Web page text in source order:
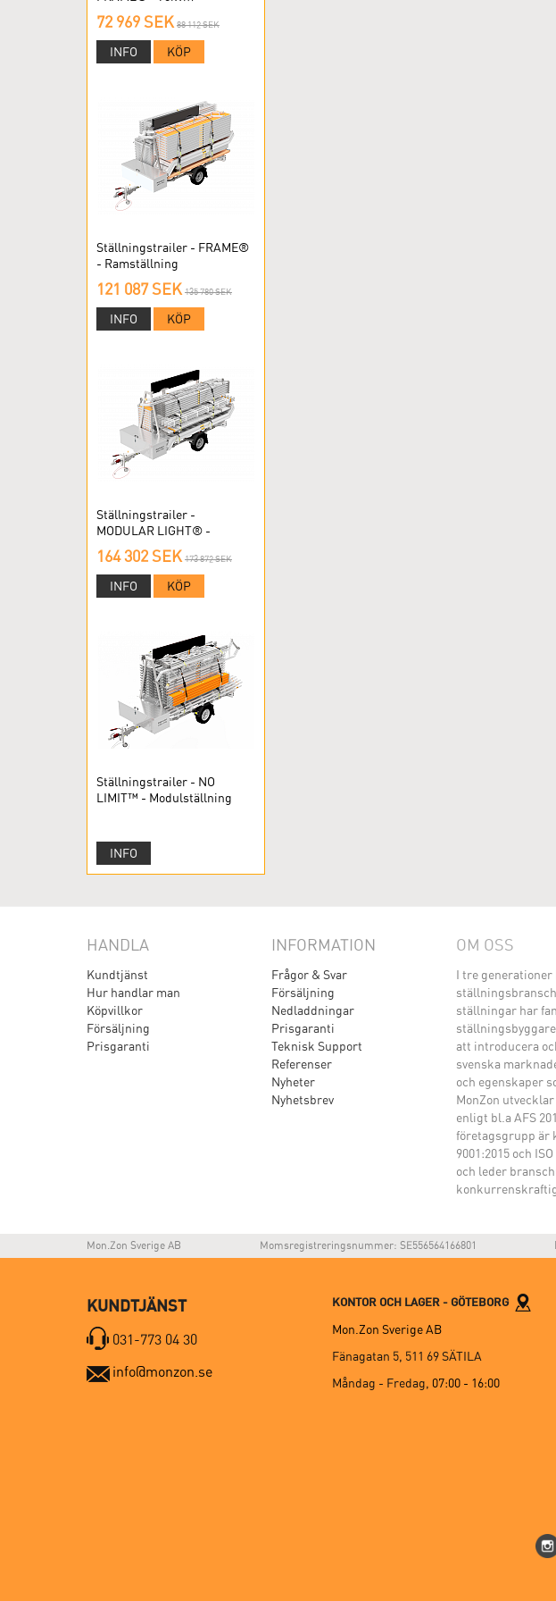
RAMSTÄLLNING
72 969 SEK 88 112 SEK
INFO KÖP
Ställningstrailer - FRAME®
- Ramställning
121 087 SEK 135 780 SEK
INFO KÖP
Ställningstrailer -
MODULAR LIGHT® -
Modulställning
164 302 SEK 173 872 SEK
INFO KÖP
Ställningstrailer - NO
LIMIT™ - Modulställning
INFO
HANDLA
Kundtjänst
Hur handlar man
Köpvillkor
Försäljning
Prisgaranti
INFORMATION
Frågor & Svar
Försäljning
Nedladdningar
Prisgaranti
Teknisk Support
Referenser
Nyheter
Nyhetsbrev
OM OSS
I tre generationer
ställningar har
att introducera
svenska
och egenskaper
MonZon
enligt bl.a AFS
företagsgrupp är
9001:2015 och
och leder
Mon.Zon Sverige AB Momsregistreringsnummer: SE556564166801
KUNDTJÄNST
031-773 04 30
info@monzon.se
KONTOR OCH LAGER - GÖTEBORG
Mon.Zon Sverige AB
Fänagatan 5, 511 69 SÄTILA
Måndag - Fredag, 07:00 - 16:00